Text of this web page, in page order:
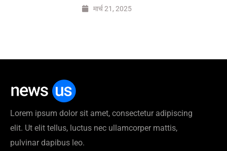
मार्च 21, 2025
Lorem ipsum dolor sit amet, consectetur adipiscing
elit. Ut elit tellus, luctus nec ullamcorper mattis,
pulvinar dapibus leo.